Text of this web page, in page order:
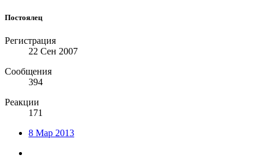
Постоялец
Регистрация
22 Сен 2007
Сообщения
394
Реакции
171
8 Мар 2013